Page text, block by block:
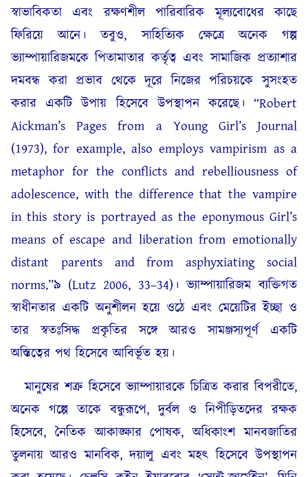
স্বাভাবিকতা এবং রক্ষণশীল পারিবারিক মূল্যবোধের কাছে
ফিরিয়ে আনে। তবুও, সাহিত্যিক ক্ষেত্রে অনেক গল্প
ভ্যাম্পায়ারিজমকে পিতামাতার কর্তৃত্ব এবং সামাজিক প্রত্যাশার
দমবন্ধ করা প্রভাব থেকে দূরে নিজের পরিচয়কে সুসংহত
করার একটি উপায় হিসেবে উপস্থাপন করেছে। “Robert
Aickman’s Pages from a Young Girl’s Journal
(1973), for example, also employs vampirism as a
metaphor for the conflicts and rebelliousness of
adolescence, with the difference that the vampire
in this story is portrayed as the eponymous Girl’s
means of escape and liberation from emotionally
distant parents and from asphyxiating social
norms.”৯ (Lutz 2006, 33–34)। ভ্যাম্পায়ারিজম ব্যক্তিগত
স্বাধীনতার একটি অনুশীলন হয়ে ওঠে এবং মেয়েটির ইচ্ছা ও
তার স্বতঃসিদ্ধ প্রকৃতির সঙ্গে আরও সামঞ্জস্যপূর্ণ একটি
অস্তিত্বের পথ হিসেবে আবির্ভূত হয়।
মানুষের শত্রু হিসেবে ভ্যাম্পায়ারকে চিত্রিত করার বিপরীতে,
অনেক গল্পে তাকে বন্ধুরূপে, দুর্বল ও নিপীড়িতদের রক্ষক
হিসেবে, নৈতিক আকাঙ্ক্ষার পোষক, অধিকাংশ মানবজাতির
তুলনায় আরও মানবিক, দয়ালু এবং মহৎ হিসেবে উপস্থাপন